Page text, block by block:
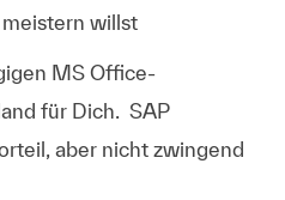
meistern willst
MS Office-
für Dich. SAP
aber nicht zwingend